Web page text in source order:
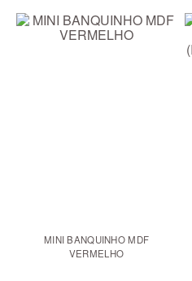
MINI BANQUINHO MDF
VERMELHO